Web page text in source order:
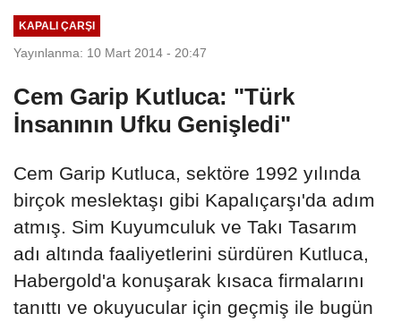
KAPALI ÇARŞI
Yayınlanma: 10 Mart 2014 - 20:47
Cem Garip Kutluca: "Türk
İnsanının Ufku Genişledi"
Cem Garip Kutluca, sektöre 1992 yılında
birçok meslektaşı gibi Kapalıçarşı'da adım
atmış. Sim Kuyumculuk ve Takı Tasarım
adı altında faaliyetlerini sürdüren Kutluca,
Habergold'a konuşarak kısaca firmalarını
tanıttı ve okuyucular için geçmiş ile bugün